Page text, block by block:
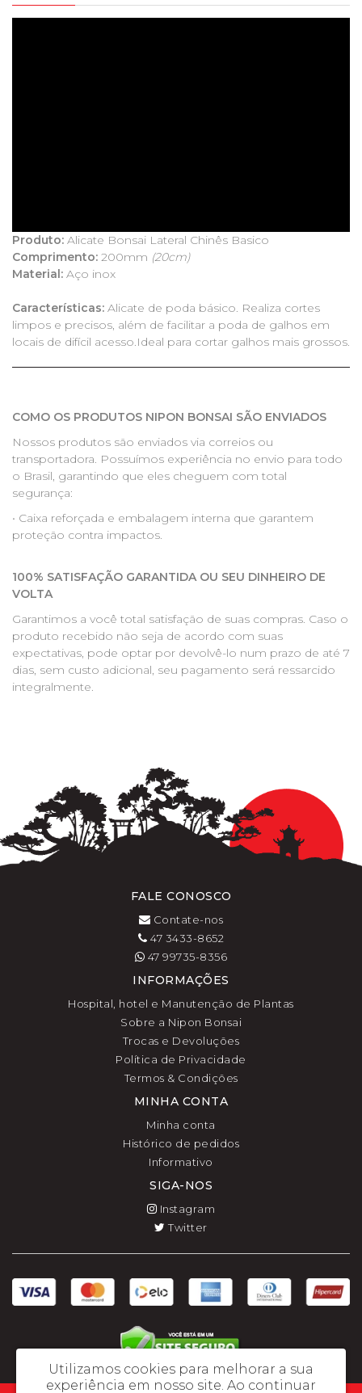
Produto: Alicate Bonsai Lateral Chinês Basico
Comprimento: 200mm (20cm)
Material: Aço inox
Características: Alicate de poda básico. Realiza cortes
limpos e precisos, além de facilitar a poda de galhos em
locais de difícil acesso.Ideal para cortar galhos mais grossos.
COMO OS PRODUTOS NIPON BONSAI SÃO ENVIADOS
Nossos produtos são enviados via correios ou
transportadora. Possuímos experiência no envio para todo
o Brasil, garantindo que eles cheguem com total
segurança:
• Caixa reforçada e embalagem interna que garantem
proteção contra impactos.
100% SATISFAÇÃO GARANTIDA OU SEU DINHEIRO DE
VOLTA
Garantimos a você total satisfação de suas compras. Caso o
produto recebido não seja de acordo com suas
expectativas, pode optar por devolvê-lo num prazo de até 7
dias, sem custo adicional, seu pagamento será ressarcido
integralmente.
FALE CONOSCO
Contate-nos
47 3433-8652
47 99735-8356
INFORMAÇÕES
Hospital, hotel e Manutenção de Plantas
Sobre a Nipon Bonsai
Trocas e Devoluções
Política de Privacidade
Termos & Condições
MINHA CONTA
Minha conta
Histórico de pedidos
Informativo
SIGA-NOS
Instagram
Twitter
Utilizamos cookies para melhorar a sua
experiência em nosso site. Ao continuar